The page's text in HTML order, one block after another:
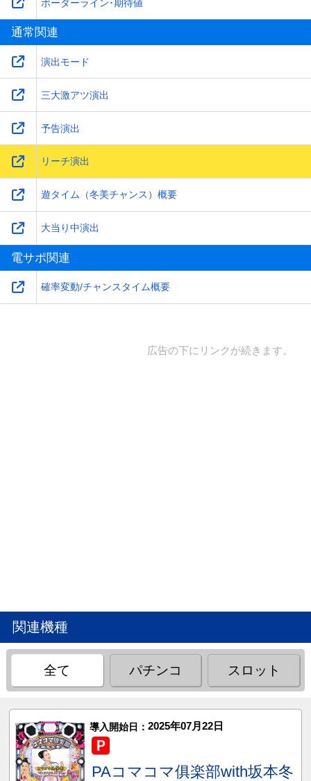
ボーダーライン･期待値
通常関連
演出モード
三大激アツ演出
予告演出
リーチ演出
遊タイム（冬美チャンス）概要
大当り中演出
電サポ関連
確率変動/チャンスタイム概要
広告の下にリンクが続きます。
関連機種
全て パチンコ スロット
導入開始日： 2025年07月22日
PAコマコマ俱楽部with坂本冬